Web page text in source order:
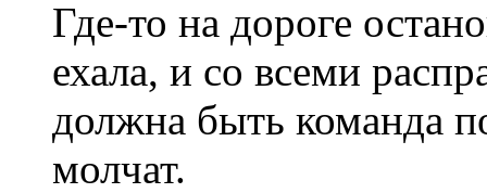
Где-то на дороге
ехала, и со всеми
должна быть команда
молчат.